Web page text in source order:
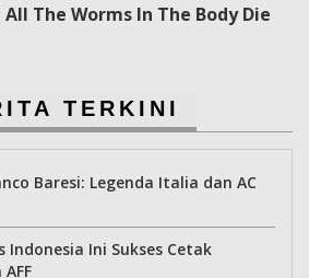
The Worms In The Body Die
TERKINI
Baresi: Legenda Italia dan AC
Indonesia Ini Sukses Cetak